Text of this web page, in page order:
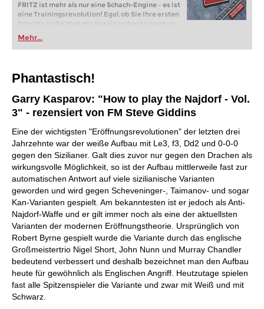
FRITZ ist mehr als nur eine Schach-Engine – es ist
eine Trainingsrevolution! Egal, ob Sie Ihre ersten
Schritte in die Welt des Vereinsschachs machen
oder bereits auf Turnierniveau spielen: Mit
FRITZ trainieren Sie effizienter, intelligenter und
individueller als je zuvor.
Mehr...
Phantastisch!
Garry Kasparov: "How to play the Najdorf - Vol.
3" - rezensiert von FM Steve Giddins
Eine der wichtigsten "Eröffnungsrevolutionen" der letzten drei
Jahrzehnte war der weiße Aufbau mit Le3, f3, Dd2 und 0-0-0
gegen den Sizilianer. Galt dies zuvor nur gegen den Drachen als
wirkungsvolle Möglichkeit, so ist der Aufbau mittlerweile fast zur
automatischen Antwort auf viele sizilianische Varianten
geworden und wird gegen Scheveninger-, Taimanov- und sogar
Kan-Varianten gespielt. Am bekanntesten ist er jedoch als Anti-
Najdorf-Waffe und er gilt immer noch als eine der aktuellsten
Varianten der modernen Eröffnungstheorie. Ursprünglich von
Robert Byrne gespielt wurde die Variante durch das englische
Großmeistertrio Nigel Short, John Nunn und Murray Chandler
bedeutend verbessert und deshalb bezeichnet man den Aufbau
heute für gewöhnlich als Englischen Angriff. Heutzutage spielen
fast alle Spitzenspieler die Variante und zwar mit Weiß und mit
Schwarz.